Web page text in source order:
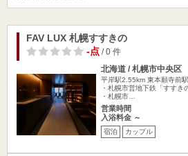
FAV LUX 札幌すすきの
-点/ 0 件
北海道 / 札幌市中央区
平岸駅2.55km 東本願寺前
・札幌市営地下鉄「すす
・札幌市…
営業時間
入浴料金 ～
宿泊 カップル